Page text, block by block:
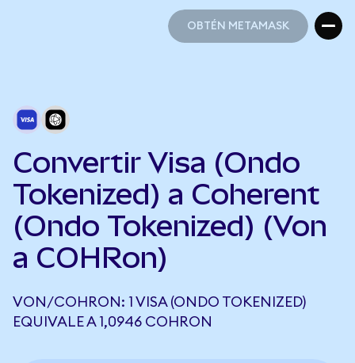
OBTÉN METAMASK
Convertir Visa (Ondo
Tokenized) a Coherent
(Ondo Tokenized) (Von
a COHRon)
VON/COHRON: 1 VISA (ONDO TOKENIZED)
EQUIVALE A 1,0946 COHRON